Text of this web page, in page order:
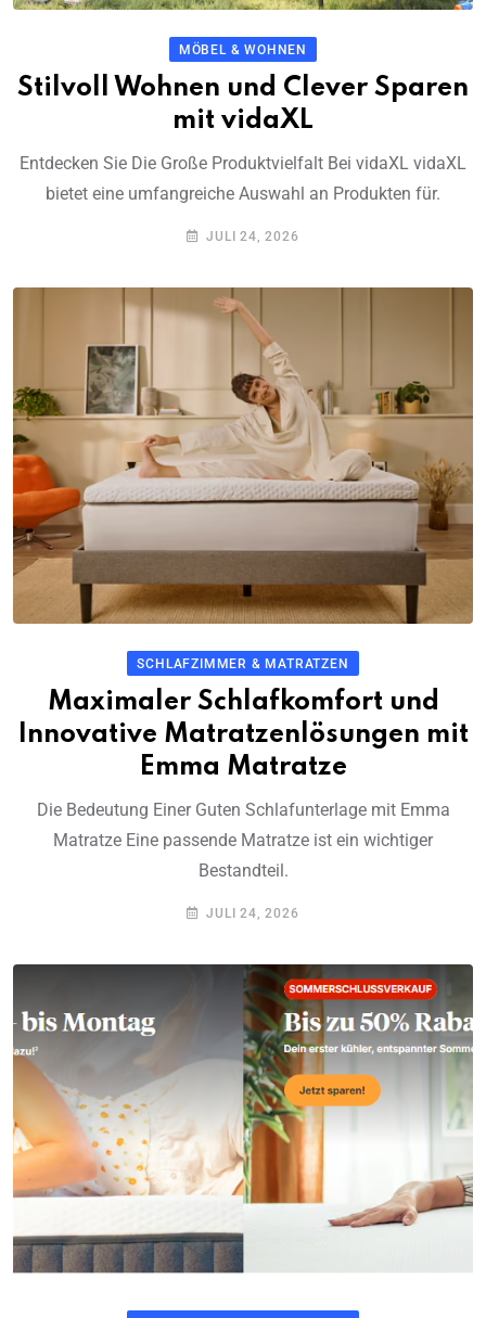
MÖBEL & WOHNEN
Stilvoll Wohnen und Clever Sparen
mit vidaXL
Entdecken Sie Die Große Produktvielfalt Bei vidaXL vidaXL
bietet eine umfangreiche Auswahl an Produkten für.
JULI 24, 2026
SCHLAFZIMMER & MATRATZEN
Maximaler Schlafkomfort und
Innovative Matratzenlösungen mit
Emma Matratze
Die Bedeutung Einer Guten Schlafunterlage mit Emma
Matratze Eine passende Matratze ist ein wichtiger
Bestandteil.
JULI 24, 2026